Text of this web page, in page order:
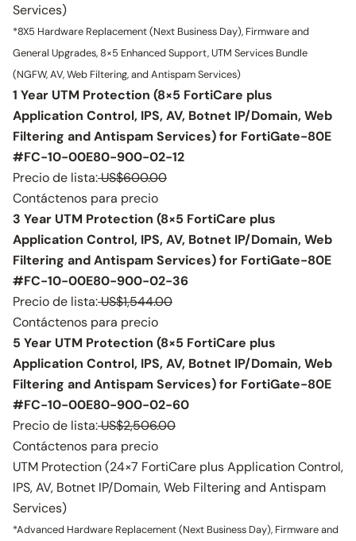
Services)
*8X5 Hardware Replacement (Next Business Day), Firmware and
General Upgrades, 8×5 Enhanced Support, UTM Services Bundle
(NGFW, AV, Web Filtering, and Antispam Services)
1 Year UTM Protection (8×5 FortiCare plus
Application Control, IPS, AV, Botnet IP/Domain, Web
Filtering and Antispam Services) for FortiGate-80E
#FC-10-00E80-900-02-12
Precio de lista:US$600.00
Contáctenos para precio
3 Year UTM Protection (8×5 FortiCare plus
Application Control, IPS, AV, Botnet IP/Domain, Web
Filtering and Antispam Services) for FortiGate-80E
#FC-10-00E80-900-02-36
Precio de lista:US$1,544.00
Contáctenos para precio
5 Year UTM Protection (8×5 FortiCare plus
Application Control, IPS, AV, Botnet IP/Domain, Web
Filtering and Antispam Services) for FortiGate-80E
#FC-10-00E80-900-02-60
Precio de lista:US$2,506.00
Contáctenos para precio
UTM Protection (24×7 FortiCare plus Application Control,
IPS, AV, Botnet IP/Domain, Web Filtering and Antispam
Services)
*Advanced Hardware Replacement (Next Business Day), Firmware and